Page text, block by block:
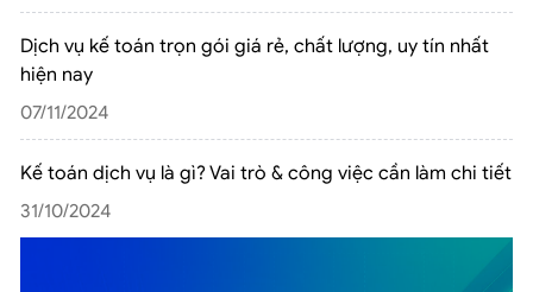
Dịch vụ kế toán trọn gói giá rẻ, chất lượng, uy tín nhất
hiện nay
07/11/2024
Kế toán dịch vụ là gì? Vai trò & công việc cần làm chi tiết
31/10/2024